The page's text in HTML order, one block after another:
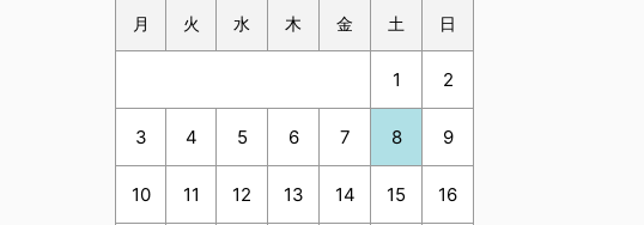
月 火 水 木 金 土 日
1 2
3 4 5 6 7 8 9
10 11 12 13 14 15 16